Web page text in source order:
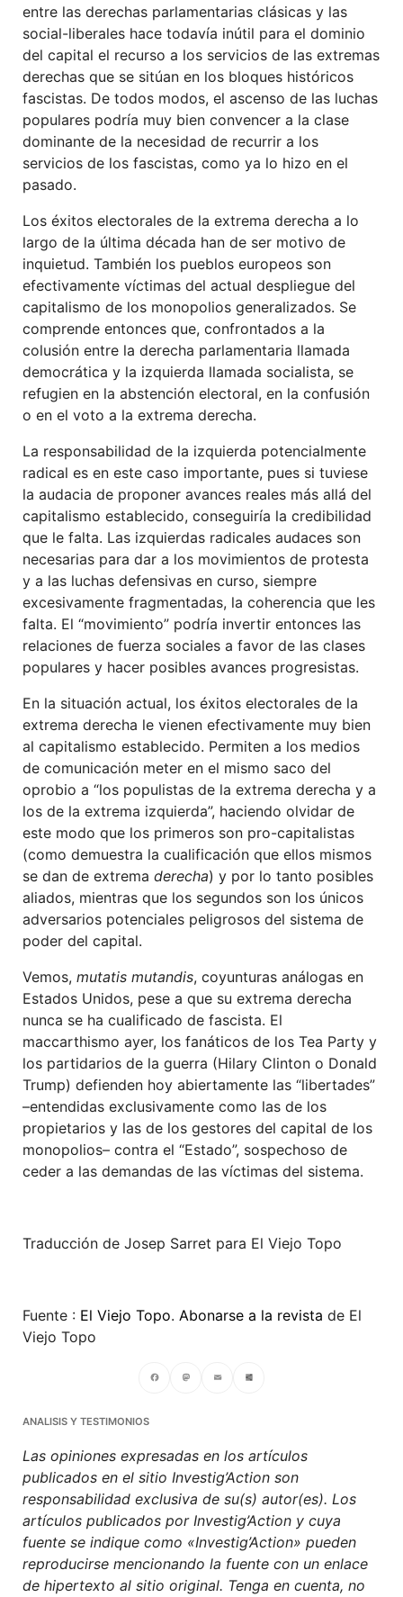
entre las derechas parlamentarias clásicas y las
social-liberales hace todavía inútil para el dominio
del capital el recurso a los servicios de las extremas
derechas que se sitúan en los bloques históricos
fascistas. De todos modos, el ascenso de las luchas
populares podría muy bien convencer a la clase
dominante de la necesidad de recurrir a los
servicios de los fascistas, como ya lo hizo en el
pasado.
Los éxitos electorales de la extrema derecha a lo
largo de la última década han de ser motivo de
inquietud. También los pueblos europeos son
efectivamente víctimas del actual despliegue del
capitalismo de los monopolios generalizados. Se
comprende entonces que, confrontados a la
colusión entre la derecha parlamentaria llamada
democrática y la izquierda llamada socialista, se
refugien en la abstención electoral, en la confusión
o en el voto a la extrema derecha.
La responsabilidad de la izquierda potencialmente
radical es en este caso importante, pues si tuviese
la audacia de proponer avances reales más allá del
capitalismo establecido, conseguiría la credibilidad
que le falta. Las izquierdas radicales audaces son
necesarias para dar a los movimientos de protesta
y a las luchas defensivas en curso, siempre
excesivamente fragmentadas, la coherencia que les
falta. El “movimiento” podría invertir entonces las
relaciones de fuerza sociales a favor de las clases
populares y hacer posibles avances progresistas.
En la situación actual, los éxitos electorales de la
extrema derecha le vienen efectivamente muy bien
al capitalismo establecido. Permiten a los medios
de comunicación meter en el mismo saco del
oprobio a “los populistas de la extrema derecha y a
los de la extrema izquierda”, haciendo olvidar de
este modo que los primeros son pro-capitalistas
(como demuestra la cualificación que ellos mismos
se dan de extrema derecha) y por lo tanto posibles
aliados, mientras que los segundos son los únicos
adversarios potenciales peligrosos del sistema de
poder del capital.
Vemos, mutatis mutandis, coyunturas análogas en
Estados Unidos, pese a que su extrema derecha
nunca se ha cualificado de fascista. El
maccarthismo ayer, los fanáticos de los Tea Party y
los partidarios de la guerra (Hilary Clinton o Donald
Trump) defienden hoy abiertamente las “libertades”
–entendidas exclusivamente como las de los
propietarios y las de los gestores del capital de los
monopolios– contra el “Estado”, sospechoso de
ceder a las demandas de las víctimas del sistema.
Traducción de Josep Sarret para El Viejo Topo
Fuente : El Viejo Topo. Abonarse a la revista de El
Viejo Topo
Facebook
ANALISIS Y TESTIMONIOS
Las opiniones expresadas en los artículos
publicados en el sitio Investig’Action son
responsabilidad exclusiva de su(s) autor(es). Los
artículos publicados por Investig’Action y cuya
fuente se indique como «Investig’Action» pueden
reproducirse mencionando la fuente con un enlace
de hipertexto al sitio original. Tenga en cuenta, no